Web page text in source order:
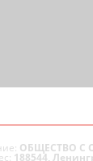
ОБЩЕСТВО С
188544,